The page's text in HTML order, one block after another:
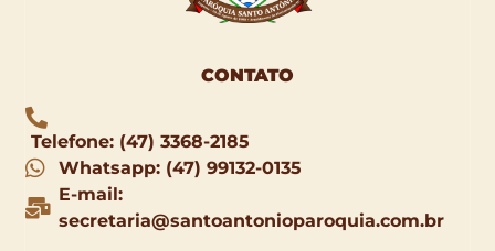
CONTATO
Telefone: (47) 3368-2185
Whatsapp: (47) 99132-0135
E-mail:
secretaria@santoantonioparoquia.com.br